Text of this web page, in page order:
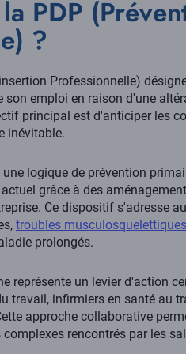
PDP
?
Professionnelle)
son emploi en raison d'une
principal est d'anticiper les
inévitable.
logique de prévention
grâce à des
Ce dispositif s'adresse
troubles musculosquelettiques
prolongés.
représente un levier d'action
travail, infirmiers en santé au
approche collaborative
rencontrés par les